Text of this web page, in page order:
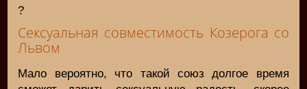
?
Сексуальная совместимость Козерога со
Львом
Мало вероятно, что такой союз долгое время